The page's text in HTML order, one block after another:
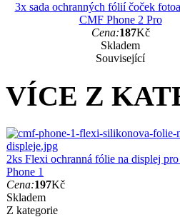
3x sada ochranných fólií čoček
CMF Phone 2 Pro
Cena:187Kč
Skladem
Související
VÍCE Z
2ks Flexi ochranná fólie na displej
Phone 1
Cena:197Kč
Skladem
Z kategorie